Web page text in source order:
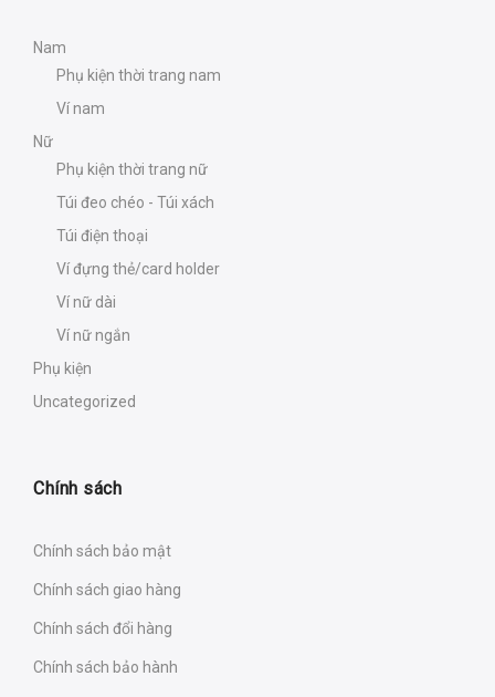
Nam
Phụ kiện thời trang nam
Ví nam
Nữ
Phụ kiện thời trang nữ
Túi đeo chéo - Túi xách
Túi điện thoại
Ví đựng thẻ/card holder
Ví nữ dài
Ví nữ ngắn
Phụ kiện
Uncategorized
Chính sách
Chính sách bảo mật
Chính sách giao hàng
Chính sách đổi hàng
Chính sách bảo hành